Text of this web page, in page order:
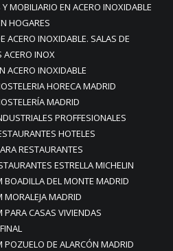
MOBILIARIO EN ACERO INOXIDABLE
HOGARES
ACERO INOXIDABLE. SALAS DE
ACERO INOX
ACERO INOXIDABLE
HORECA MADRID
MADRID
PROFFESIONALES
HOTELES
RESTAURANTES
ESTRELLA MICHELIN
BOADILLA DEL MONTE MADRID
MORALEJA MADRID
PARA CASAS VIVIENDAS
POZUELO DE ALARCÓN MADRID